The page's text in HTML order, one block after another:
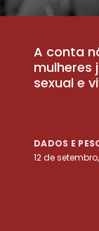
A conta
mulheres
sexual e
DADOS E
12 de